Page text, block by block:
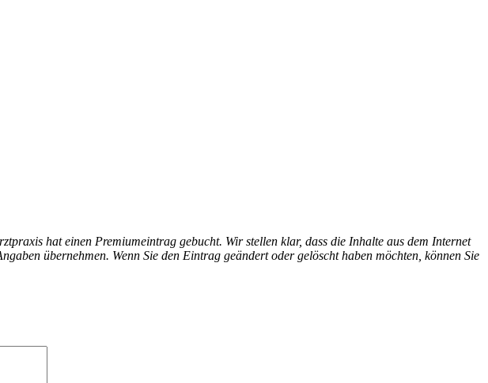
hat einen Premiumeintrag gebucht. Wir stellen klar, dass die Inhalte aus dem Internet
übernehmen. Wenn Sie den Eintrag geändert oder gelöscht haben möchten, können Sie